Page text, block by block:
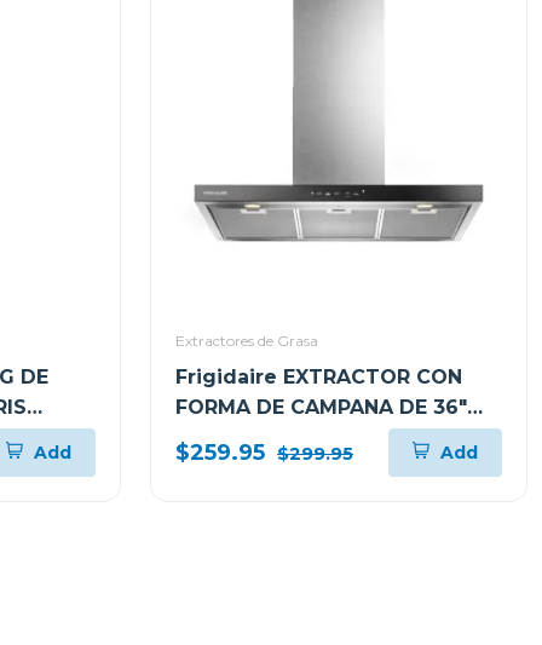
DE
Add
Extractores de Grasa
Frigidaire EXTRACTOR CON
FORMA DE CAMPANA DE 36"
PARA PARED L904EXI
$259.95 $299.95 Add